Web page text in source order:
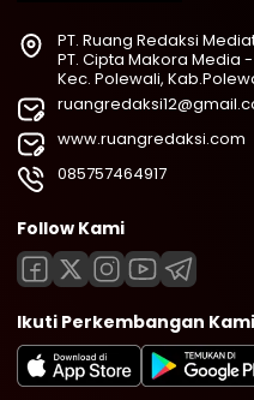
PT. Ruang Redaksi
PT. Cipta Makora Media
Kec. Polewali,
www.ruangredaksi.com
085757464917
Follow Kami
Ikuti Perkembangan